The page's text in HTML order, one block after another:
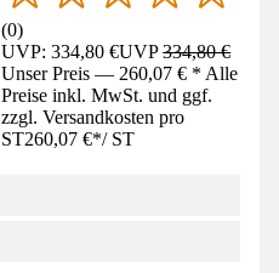
(0)
UVP: 334,80 €UVP334,80 €
Unser Preis — 260,07 € * Alle
Preise inkl. MwSt. und ggf.
zzgl. Versandkosten pro
ST260,07 €*/ ST